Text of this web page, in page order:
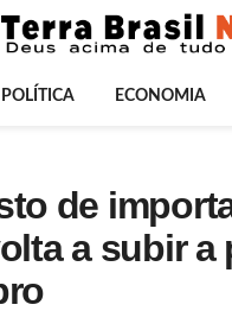
POLÍTICA ECONOMIA
de
a subir a